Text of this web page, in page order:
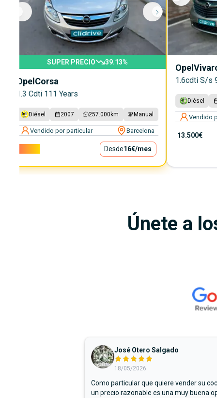
SUPER PRECIO 39.13%
Opel Corsa
1.3 Cdti 111 Years
Diésel 2007 257.000 km Manual
Vendido por particular Barcelona
Desde16€/mes
Opel
1.6cdti S/s
Diésel
Vendido
13.500€
Únete a
José Otero Salgado
18/05/2026
Como particular que quiere vender su
un precio razonable es una muy buena